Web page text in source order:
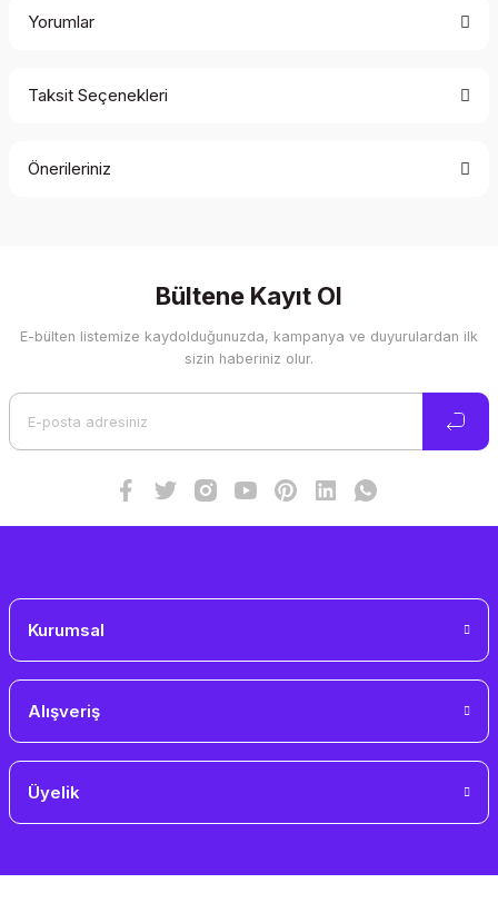
Yorumlar
Taksit Seçenekleri
Önerileriniz
Görüş ve önerileriniz için teşekkür ederiz.
Ürün resmi kalitesiz, bozuk veya görüntülenemiyor.
Bültene Kayıt Ol
E-bülten listemize kaydolduğunuzda, kampanya ve duyurulardan ilk
sizin haberiniz olur.
Kurumsal
Alışveriş
Üyelik